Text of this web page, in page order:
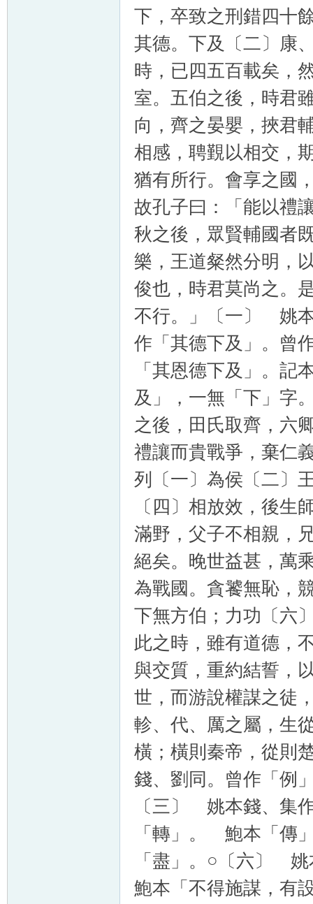
下，卒致之刑錯四十
其德。下及〔二〕康
時，已四五百載矣，
室。五伯之後，時君
向，齊之晏嬰，挾君
相感，聘覲以相交，
猶有所行。會享之國
故孔子曰：「能以禮
秋之後，眾賢輔國者
樂，王道粲然分明，
俊也，時君莫尚之。
不行。」〔一〕 姚
作「其德下及」。曾
「其恩德下及」。記
及」，一無「下」
之後，田氏取齊，六
禮讓而貴戰爭，棄仁
列〔一〕為侯〔二〕
〔四〕相放效，後生
滿野，父子不相親，
絕矣。晚世益甚，萬
為戰國。貪饕無恥，
下無方伯；力功〔六
此之時，雖有道德，
與交質，重約結誓，
世，而游說權謀之徒
軫、代、厲之屬，生
橫；橫則秦帝，從則
錢、劉同。曾作「例
〔三〕 姚本錢、集
「轉」。 鮑本「傳
「盡」。○〔六〕
鮑本「不得施謀，